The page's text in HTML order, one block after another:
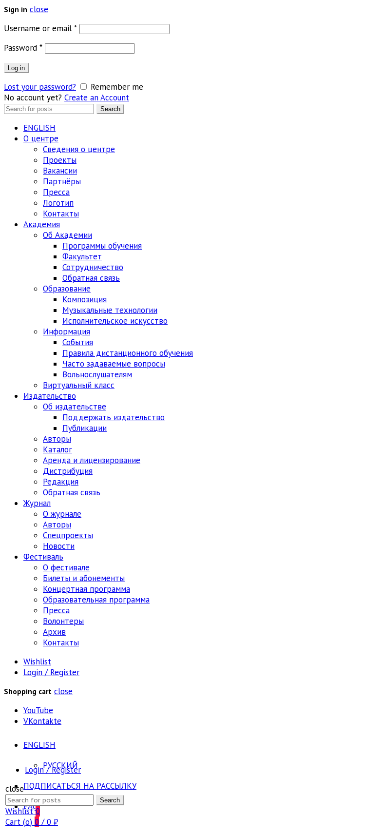
Sign in close
Username or email *Обязательно
Password *Обязательно
Log in
Lost your password?
Remember me
No account yet? Create an Account
Search
Search
ENGLISH
О центре
Сведения о центре
Проекты
Вакансии
Партнёры
Пресса
Логотип
Контакты
Академия
Об Академии
Программы обучения
Факультет
Сотрудничество
Обратная связь
Образование
Композиция
Музыкальные технологии
Исполнительское искусство
Информация
События
Правила дистанционного обучения
Часто задаваемые вопросы
Вольнослушателям
Виртуальный класс
Издательство
Об издательстве
Поддержать издательство
Публикации
Авторы
Каталог
Аренда и лицензирование
Дистрибуция
Редакция
Обратная связь
Журнал
О журнале
Авторы
Спецпроекты
Новости
Фестиваль
О фестивале
Билеты и абонементы
Концертная программа
Образовательная программа
Пресса
Волонтеры
Архив
Контакты
Wishlist
Login / Register
Shopping cart close
YouTube
VKontakte
ENGLISH
РУССКИЙ
ПОДПИСАТЬСЯ НА РАССЫЛКУ
FAQ
Login / Register
close
Search
for:
Search
Wishlist0
Cart (o) 0 / 0 ₽